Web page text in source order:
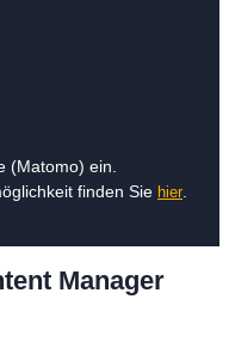
(Matomo) ein.
finden Sie hier
Manager